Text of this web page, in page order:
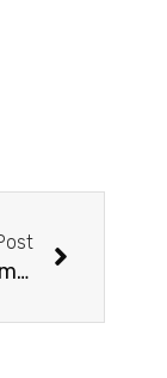
Não é permitida à dependente a cumulação de pensão especial de ex-combatente do seu falecido pai com a pensão por morte do seu falecido marido